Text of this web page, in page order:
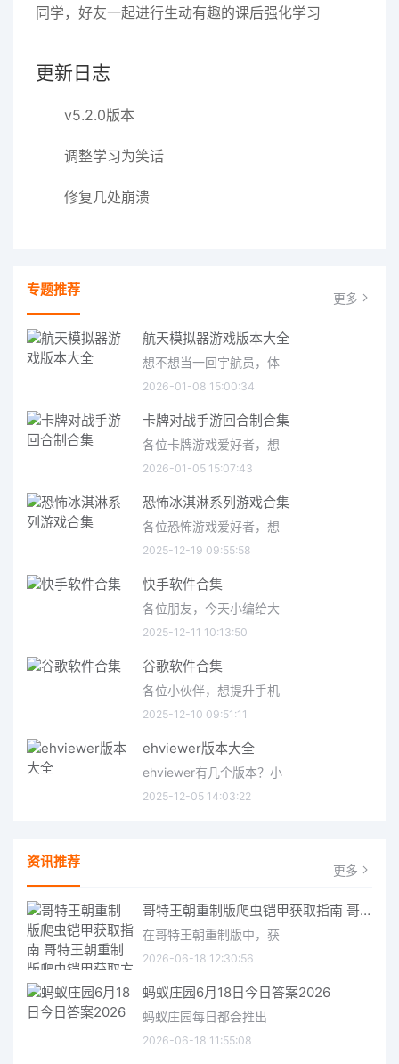
同学，好友一起进行生动有趣的课后强化学习
更新日志
v5.2.0版本
调整学习为笑话
修复几处崩溃
专题推荐 更多
航天模拟器游戏版本大全
想不想当一回宇航员，体
2026-01-08 15:00:34
卡牌对战手游回合制合集
各位卡牌游戏爱好者，想
2026-01-05 15:07:43
恐怖冰淇淋系列游戏合集
各位恐怖游戏爱好者，想
2025-12-19 09:55:58
快手软件合集
各位朋友，今天小编给大
2025-12-11 10:13:50
谷歌软件合集
各位小伙伴，想提升手机
2025-12-10 09:51:11
ehviewer版本大全
ehviewer有几个版本？小
2025-12-05 14:03:22
资讯推荐 更多
哥特王朝重制版爬虫铠甲获取指南 哥特王朝重制版爬虫铠甲获取方法
在哥特王朝重制版中，获
2026-06-18 12:30:56
蚂蚁庄园6月18日今日答案2026
蚂蚁庄园每日都会推出
2026-06-18 11:55:08